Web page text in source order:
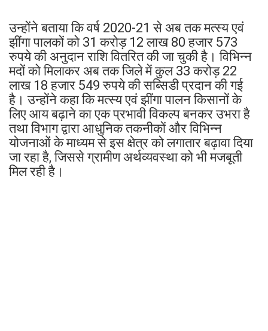
उन्होंने बताया कि वर्ष 2020-21 से अब तक मत्स्य एवं
झींगा पालकों को 31 करोड़ 12 लाख 80 हजार 573
रुपये की अनुदान राशि वितरित की जा चुकी है। विभिन्न
मदों को मिलाकर अब तक जिले में कुल 33 करोड़ 22
लाख 18 हजार 549 रुपये की सब्सिडी प्रदान की गई
है। उन्होंने कहा कि मत्स्य एवं झींगा पालन किसानों के
लिए आय बढ़ाने का एक प्रभावी विकल्प बनकर उभरा है
तथा विभाग द्वारा आधुनिक तकनीकों और विभिन्न
योजनाओं के माध्यम से इस क्षेत्र को लगातार बढ़ावा दिया
जा रहा है, जिससे ग्रामीण अर्थव्यवस्था को भी मजबूती
मिल रही है।